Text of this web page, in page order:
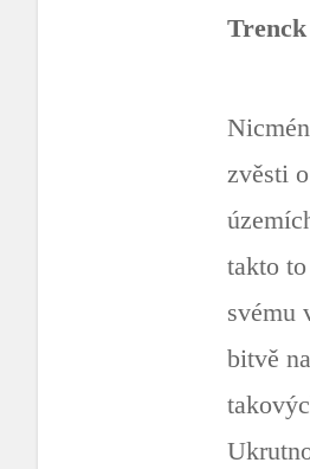
zvěsti
takto
svému
bitvě